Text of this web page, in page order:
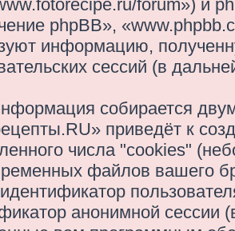
forum») и
phpBB»,
информацию,
сессий (в
собирается
приведёт к
числа "cookies"
файлов вашего
анонимной сессии